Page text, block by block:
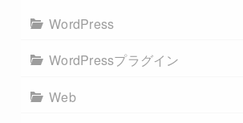
WordPress
WordPressプラグイン
Web